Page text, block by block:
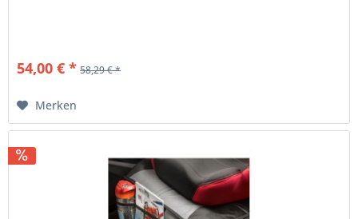
54,00 € * 58,29 € *
Merken